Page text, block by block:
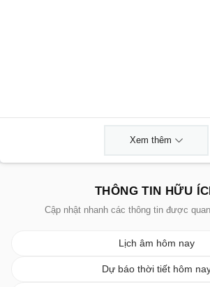
Xem thêm
THÔNG TIN HỮU
Cập nhật nhanh các thông tin được
Lịch âm hôm nay
Dự báo thời tiết hôm